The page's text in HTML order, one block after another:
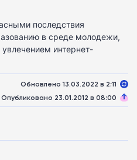
последствия
в среде молодежи,
интернет-
Обновлено 13.03.2022 в 2:11
Опубликовано 23.01.2012 в 08:00